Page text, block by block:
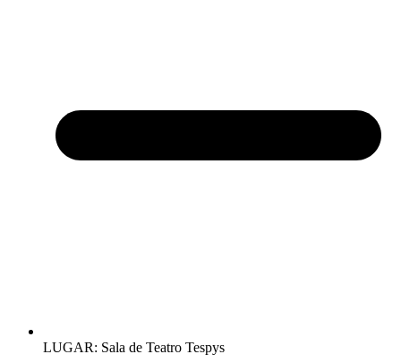
LUGAR: Sala de Teatro Tespys